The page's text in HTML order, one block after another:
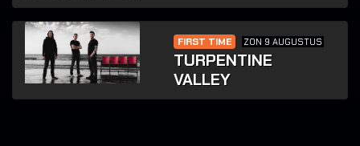
FIRST TIME ZON 9 AUGUSTUS
TURPENTINE
VALLEY